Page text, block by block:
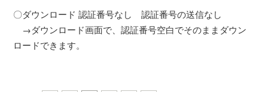
〇ダウンロード 認証番号なし 認証番号の送信なし
→ダウンロード画面で、認証番号空白でそのままダウン
ロードできます。